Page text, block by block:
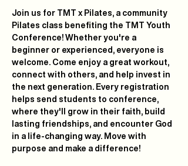
Join us for TMT x Pilates, a community
Pilates class benefiting the TMT Youth
Conference! Whether you're a
beginner or experienced, everyone is
welcome. Come enjoy a great workout,
connect with others, and help invest in
the next generation. Every registration
helps send students to conference,
where they'll grow in their faith, build
lasting friendships, and encounter God
in a life-changing way. Move with
purpose and make a difference!